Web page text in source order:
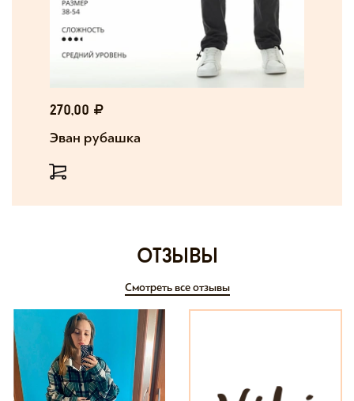
270,00
Эван рубашка
отзывы
Смотреть все отзывы